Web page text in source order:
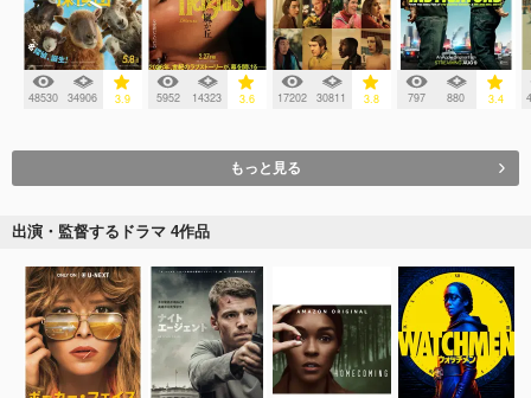
48530 34906 3.9 5952 14323 3.6 17202 30811 3.8 797 880 3.4
もっと見る
出演・監督するドラマ 4作品